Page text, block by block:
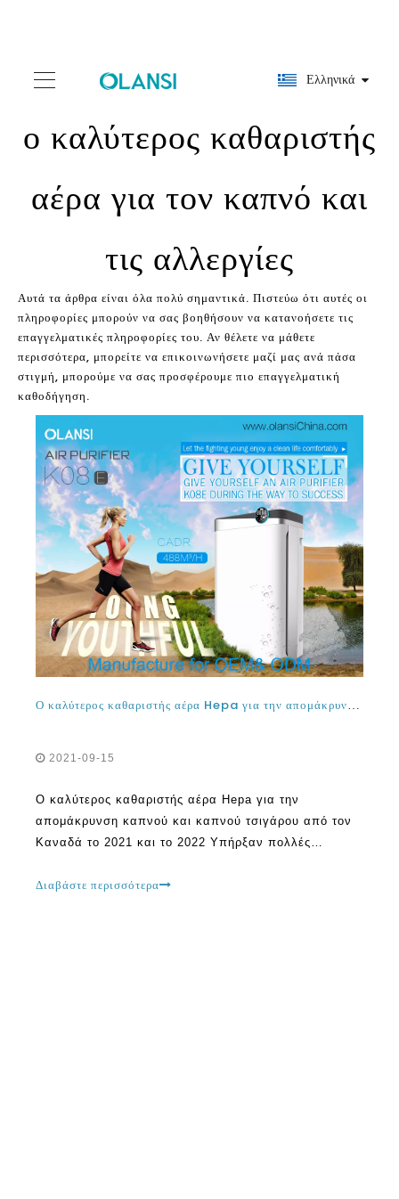
Ελληνικά
ο καλύτερος καθαριστής
αέρα για τον καπνό και
τις αλλεργίες
Αυτά τα άρθρα είναι όλα πολύ σημαντικά. Πιστεύω ότι αυτές οι
πληροφορίες μπορούν να σας βοηθήσουν να κατανοήσετε τις
επαγγελματικές πληροφορίες του. Αν θέλετε να μάθετε
περισσότερα, μπορείτε να επικοινωνήσετε μαζί μας ανά πάσα
στιγμή, μπορούμε να σας προσφέρουμε πιο επαγγελματική
καθοδήγηση.
Ο καλύτερος καθαριστής αέρα Hepa για την απομάκρυνση καπνού και καπνού τσιγάρου από τον Καναδά το 2021 και το 2022
2021-09-15
Ο καλύτερος καθαριστής αέρα Hepa για την
απομάκρυνση καπνού και καπνού τσιγάρου από τον
Καναδά το 2021 και το 2022 Υπήρξαν πολλές
τελευταίο καιρό.Για παράδειγμα, μερικοί άνθρωποι
Διαβάστε περισσότερα